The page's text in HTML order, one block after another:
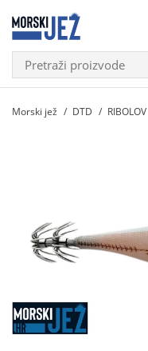
Morski jež DTD RIBOLOV